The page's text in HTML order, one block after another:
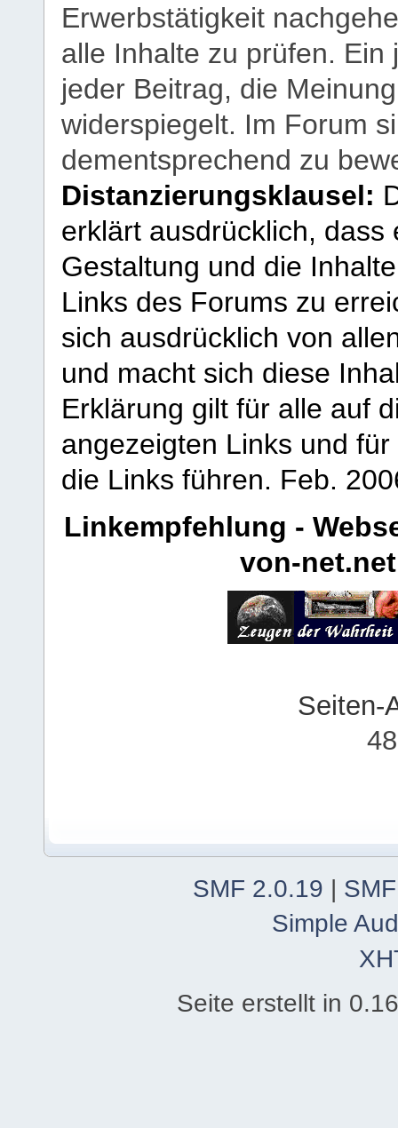
Erwerbstätigkeit
alle Inhalte zu prüfen.
jeder Beitrag, die
widerspiegelt. Im Forum
dementsprechend zu
Distanzierungsklausel:
erklärt ausdrücklich,
Gestaltung und die
Links des Forums zu
sich ausdrücklich von
und macht sich diese
Erklärung gilt für alle auf
angezeigten Links und
die Links führen. Feb.
Linkempfehlung -
von-net.net
Seiten-
SMF 2.0.19 |
Simple
Seite erstellt in